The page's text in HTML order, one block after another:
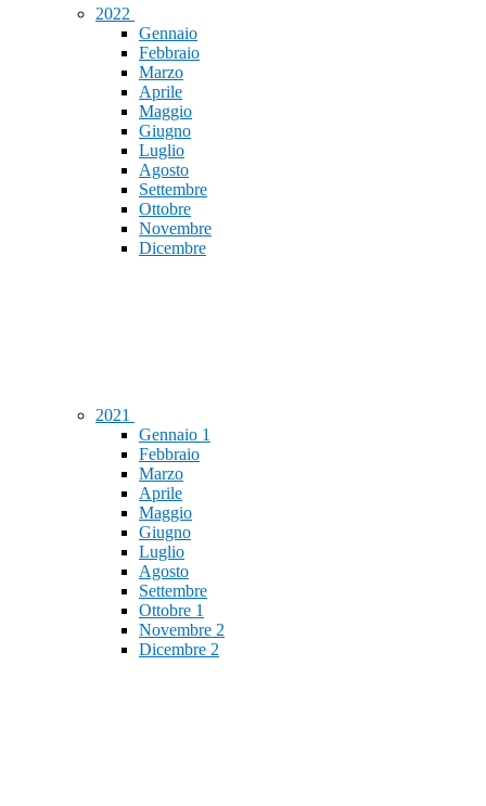
2022
Gennaio
Febbraio
Marzo
Aprile
Maggio
Giugno
Luglio
Agosto
Settembre
Ottobre
Novembre
Dicembre
2021
Gennaio 1
Febbraio
Marzo
Aprile
Maggio
Giugno
Luglio
Agosto
Settembre
Ottobre 1
Novembre 2
Dicembre 2